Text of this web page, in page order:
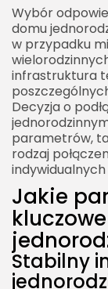
Wybór
domu
w przypadku
infrastruktura
Decyzja o
parametrów,
rodzaj
Jakie
Stabilny
Czy
Stabilny
kabli
Jaki
Jaki wpływ
otoczenie
Jak